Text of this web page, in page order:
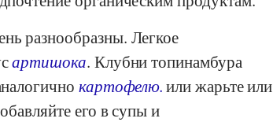
разнообразны. Легкое
артишока. Клубни топинамбура
картофелю.или жарьте или
его в супы и